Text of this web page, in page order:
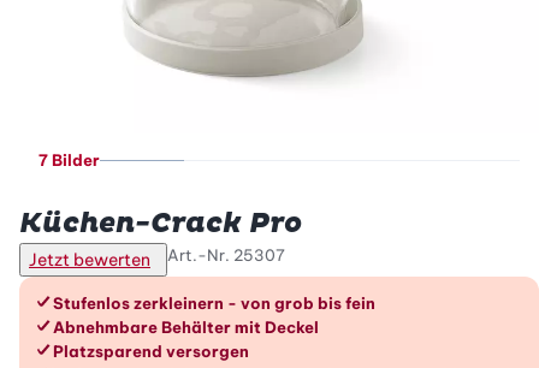
7 Bilder
Küchen-Crack Pro
Jetzt bewerten Art.-Nr. 25307
Die Vorteile im Überblick
Stufenlos zerkleinern - von grob bis fein
Abnehmbare Behälter mit Deckel
Platzsparend versorgen